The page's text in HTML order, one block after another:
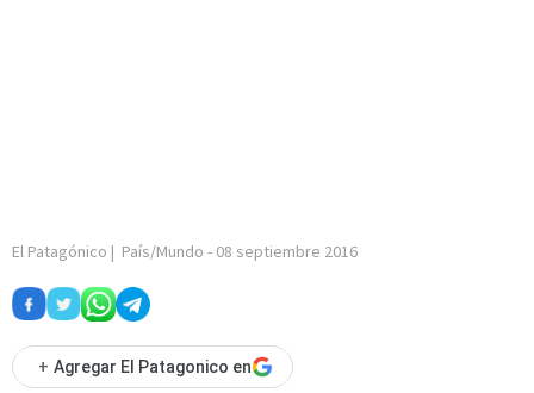
El Patagónico | País/Mundo - 08 septiembre 2016
+ Agregar El Patagonico en